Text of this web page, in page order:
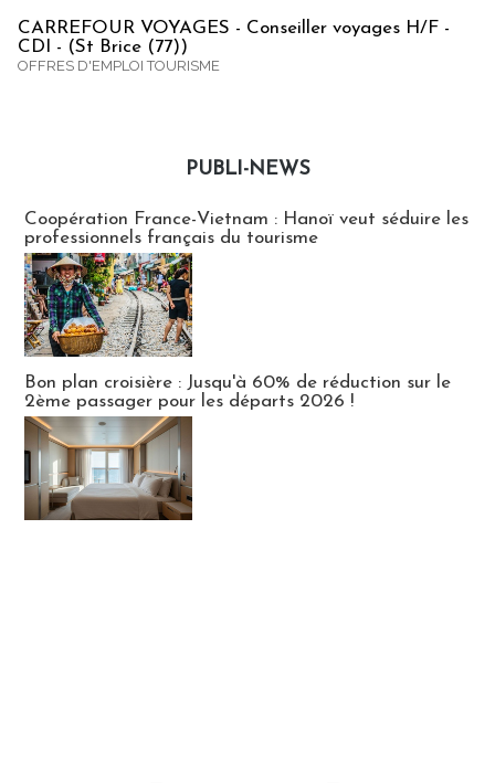
CARREFOUR VOYAGES - Conseiller voyages H/F -
CDI - (St Brice (77))
OFFRES D'EMPLOI TOURISME
PUBLI-NEWS
Coopération France-Vietnam : Hanoï veut séduire les
professionnels français du tourisme
Bon plan croisière : Jusqu'à 60% de réduction sur le
2ème passager pour les départs 2026 !